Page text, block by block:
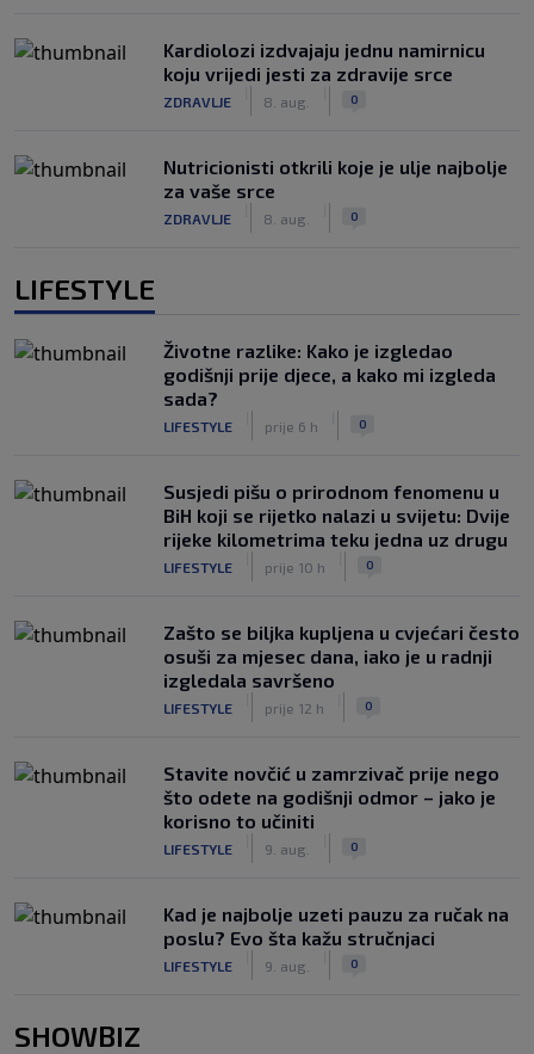
Kardiolozi izdvajaju jednu namirnicu
koju vrijedi jesti za zdravije srce
ZDRAVLJE 8. aug. 0
Nutricionisti otkrili koje je ulje najbolje
za vaše srce
ZDRAVLJE 8. aug. 0
LIFESTYLE
Životne razlike: Kako je izgledao
godišnji prije djece, a kako mi izgleda
sada?
LIFESTYLE prije 6 h 0
Susjedi pišu o prirodnom fenomenu u
BiH koji se rijetko nalazi u svijetu: Dvije
rijeke kilometrima teku jedna uz drugu
LIFESTYLE prije 10 h 0
Zašto se biljka kupljena u cvjećari često
osuši za mjesec dana, iako je u radnji
izgledala savršeno
LIFESTYLE prije 12 h 0
Stavite novčić u zamrzivač prije nego
što odete na godišnji odmor – jako je
korisno to učiniti
LIFESTYLE 9. aug. 0
Kad je najbolje uzeti pauzu za ručak na
poslu? Evo šta kažu stručnjaci
LIFESTYLE 9. aug. 0
SHOWBIZ